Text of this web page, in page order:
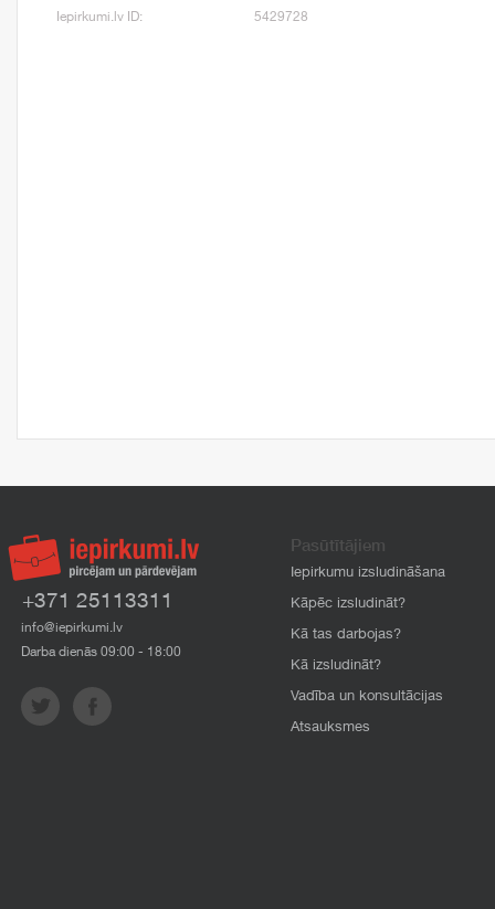
Iepirkumi.lv ID: 5429728
+371 25113311
info@iepirkumi.lv
Darba dienās 09:00 - 18:00
Pasūtītājiem
Iepirkumu izsludināšana
Kāpēc izsludināt?
Kā tas darbojas?
Kā izsludināt?
Vadība un konsultācijas
Atsauksmes